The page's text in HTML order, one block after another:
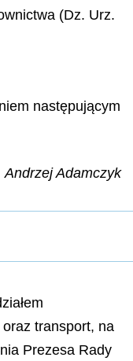
(Dz. Urz.
następującym
Andrzej Adamczyk
transport, na
Prezesa Rady